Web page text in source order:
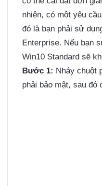
nhiên, có một yêu
đó là bạn phải sử
Enterprise. Nếu bạn
Win10 Standard sẽ
Bước 1: Nháy chuột
phải bảo mật, sau đó